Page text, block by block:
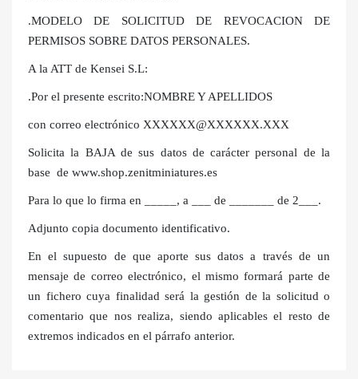
.MODELO DE SOLICITUD DE REVOCACION DE
PERMISOS SOBRE DATOS PERSONALES.
A la ATT de Kensei S.L:
.Por el presente escrito:NOMBRE Y APELLIDOS
con correo electrónico XXXXXX@XXXXXX.XXX
Solicita la BAJA de sus datos de carácter personal de la
base de www.shop.zenitminiatures.es
Para lo que lo firma en _____, a ___ de _______ de 2___.
Adjunto copia documento identificativo.
En el supuesto de que aporte sus datos a través de un
mensaje de correo electrónico, el mismo formará parte de
un fichero cuya finalidad será la gestión de la solicitud o
comentario que nos realiza, siendo aplicables el resto de
extremos indicados en el párrafo anterior.